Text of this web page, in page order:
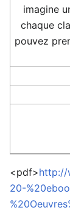
imagine
chaque
pouvez
<pdf>http://
20-